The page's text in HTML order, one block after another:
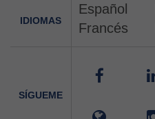
IDIOMAS
Español
Francés
SÍGUEME